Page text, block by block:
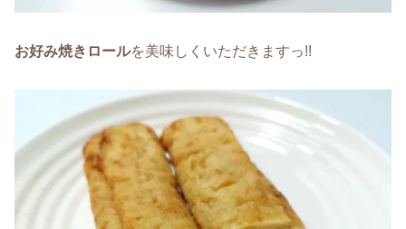
お好み焼き ロールを美味しくいただきますっ!!